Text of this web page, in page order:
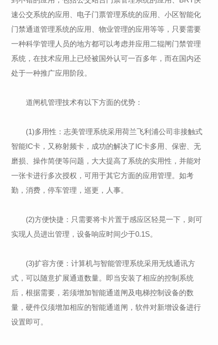
速公交系统的应用、电子门票管理系统的应用、小区智能化
门禁通道管理系统的应用、物业管理的应用等等，只要需要
一种科学管理人员的地方都可以考虑并应用二辊闸门禁管理
系统，在技术应用上已经被国外认可一百多年，而在国内还
处于一种推广应用阶段。
道闸机管理技术有以下方面的优势：
(1)多用性：志美管理系统采用荷兰飞利浦公司非接触式
智能IC卡，又称射频卡，成功的解决了IC卡多用、保密、无
磨损、操作简便等问题，大大提高了系统的实用性，并能对
一张卡进行多次授权，可用于其它方面的应用管理。如考
勤，消费，停车管理，巡更，人事。
(2)方便快捷：只需要将卡片置于感应区轻晃一下，则可
实现人员进出管理，设备响应时间少于0.1S。
(3)扩容方便：计算机与智能管理系统采用无线通讯方
式，可以随意扩展通道数量。即当安装了相应的控制系统
后，根据需要，若须增加智能通道闸及电梯控制设备的数
量，硬件仅须增加相应的智能通道闸，软件对新增设备进行
设置即可。